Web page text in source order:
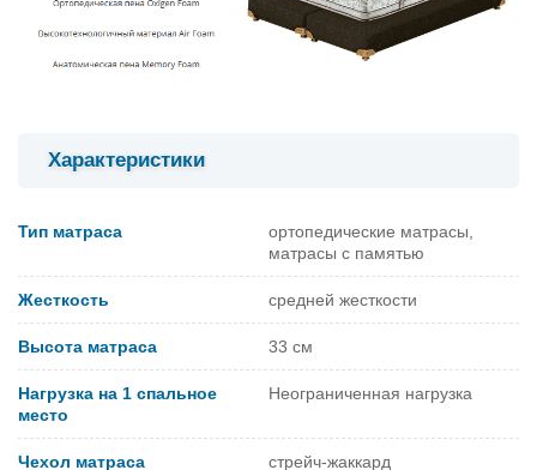
Характеристики
Тип матраса
ортопедические матрасы,
матрасы с памятью
Жесткость средней жесткости
Высота матраса 33 см
Нагрузка на 1 спальное
место
Неограниченная нагрузка
Чехол матраса стрейч-жаккард